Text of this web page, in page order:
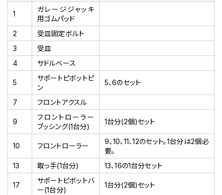
1
ガレージジャッキ
用ゴムパッド
2
受皿固定ボルト
3
受皿
4
サドルベース
5
サポートピボットピ
ン
5、6のセット
7 フロントアクスル
9
フロントローラー
ブッシング(1台分)
1台分(2個)セット
10 フロントローラー
9、10、11、12のセット。1台分は2個必
要。
13
取っ手(1台分) 13、16の1台分セット
17
サポートピボットバ
ー(1台分)
1台分(2個)セット